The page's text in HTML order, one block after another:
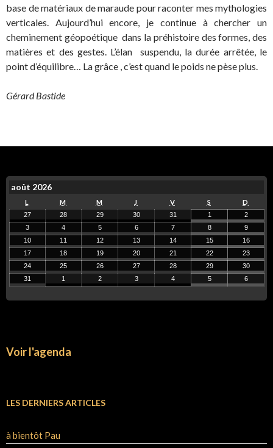
base de matériaux de maraude pour raconter mes mythologies
verticales. Aujourd’hui encore, je continue à chercher un
cheminement géopoétique dans la préhistoire des formes, des
matières et des gestes. L’élan suspendu, la durée arrêtée, le
point d’équilibre… La grâce , c’est quand le poids ne pèse plus.
Gérard Bastide
août 2026
L M M J V S D
27 28 29 30 31 1
2
3
4 5 6 7 8
9
10
11 12 13 14 15
16
17
18 19 20 21 22
23
24
25 26 27 28 29
30
31
1 2 3 4 5 6
Voir l'agenda
LES DERNIERS ARTICLES
à bientôt Pau